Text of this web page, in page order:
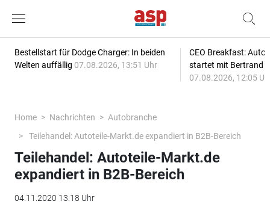
Bestellstart für Dodge Charger: In beiden
Welten auffällig 07.08.2026, 13:51 Uhr
CEO Breakfast:
startet mit Bertrand
07.08.2026, 12:05
Home Nachrichten
Autobranche
Teilehandel: Autoteile-Markt.de expandiert in B2B-Bereich
Teilehandel: Autoteile-Markt.de
expandiert in B2B-Bereich
04.11.2020 13:18 Uhr